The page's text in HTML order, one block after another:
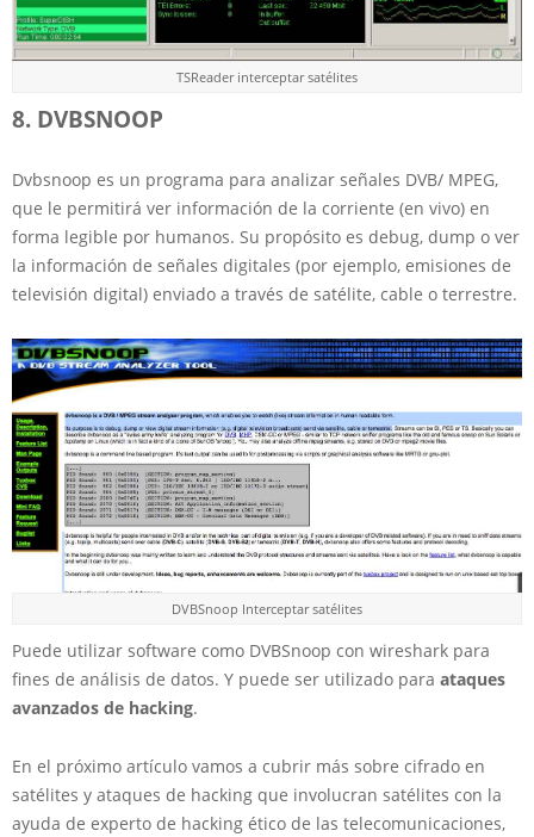
TSReader interceptar satélites
8. DVBSNOOP
Dvbsnoop es un programa para analizar señales DVB/ MPEG,
que le permitirá ver información de la corriente (en vivo) en
forma legible por humanos. Su propósito es debug, dump o ver
la información de señales digitales (por ejemplo, emisiones de
televisión digital) enviado a través de satélite, cable o terrestre.
DVBSnoop Interceptar satélites
Puede utilizar software como DVBSnoop con wireshark para
fines de análisis de datos. Y puede ser utilizado para ataques
avanzados de hacking.
En el próximo artículo vamos a cubrir más sobre cifrado en
satélites y ataques de hacking que involucran satélites con la
ayuda de experto de hacking ético de las telecomunicaciones,